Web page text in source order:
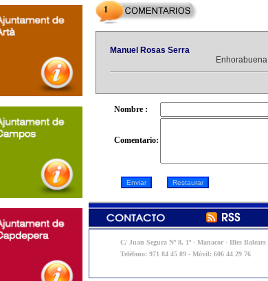
1
Manuel Rosas Serra
Enhorabuena
Nombre :
Comentario:
C/ Juan Segura Nº 8, 1º - Manacor - Illes Balears
Teléfono: 971 84 45 89 - Móvil: 606 44 29 76